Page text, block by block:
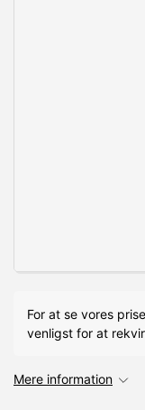
For at se vores
venligst for at
Mere information